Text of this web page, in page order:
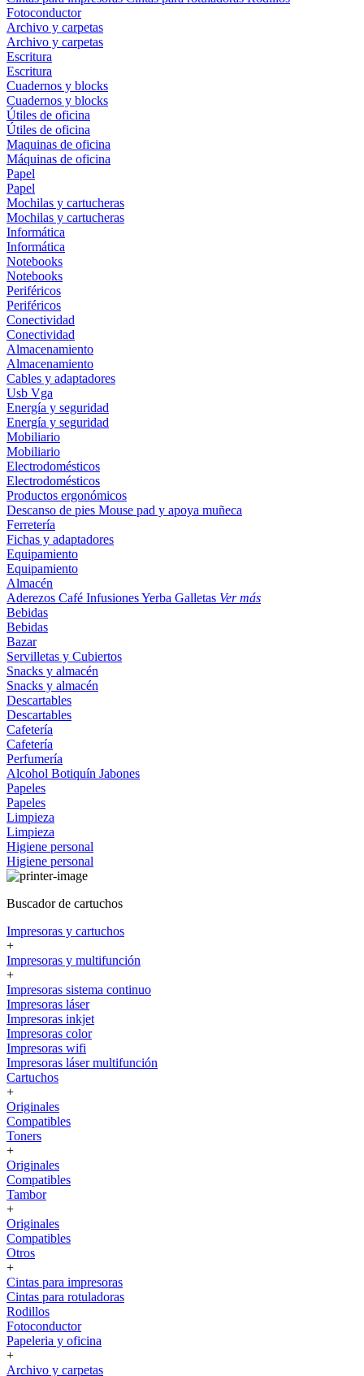
Fotoconductor
Archivo y carpetas
Archivo y carpetas
Escritura
Escritura
Cuadernos y blocks
Cuadernos y blocks
Útiles de oficina
Útiles de oficina
Maquinas de oficina
Máquinas de oficina
Papel
Papel
Mochilas y cartucheras
Mochilas y cartucheras
Informática
Informática
Notebooks
Notebooks
Periféricos
Periféricos
Conectividad
Conectividad
Almacenamiento
Almacenamiento
Cables y adaptadores
Usb Vga
Energía y seguridad
Energía y seguridad
Mobiliario
Mobiliario
Electrodomésticos
Electrodomésticos
Productos ergonómicos
Descanso de pies Mouse pad y apoya muñeca
Ferretería
Fichas y adaptadores
Equipamiento
Equipamiento
Almacén
Aderezos Café InfusionesYerba Galletas Ver más
Bebidas
Bebidas
Bazar
Servilletas y Cubiertos
Snacks y almacén
Snacks y almacén
Descartables
Descartables
Cafetería
Cafetería
Perfumería
Alcohol Botiquín Jabones
Papeles
Papeles
Limpieza
Limpieza
Higiene personal
Higiene personal
Buscador de cartuchos
Impresoras y cartuchos
+
Impresoras y multifunción
+
Impresoras sistema continuo
Impresoras láser
Impresoras inkjet
Impresoras color
Impresoras wifi
Impresoras láser multifunción
Cartuchos
+
Originales
Compatibles
Toners
+
Originales
Compatibles
Tambor
+
Originales
Compatibles
Otros
+
Cintas para impresoras
Cintas para rotuladoras
Rodillos
Fotoconductor
Papeleria y oficina
+
Archivo y carpetas